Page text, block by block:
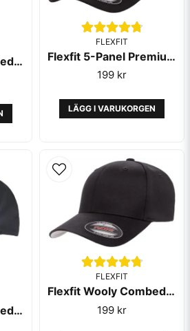
Skicka fråga
Flexfit Wooly Combed Black/Black - Flexfit
FLEXFIT
Flexfit 5-Panel Premium Black
199 kr
LÄGG I VARUKORGEN
Flexfit Wooly Combed Dark Navy
FLEXFIT
Flexfit Wooly Combed Black - Flexfit
199 kr